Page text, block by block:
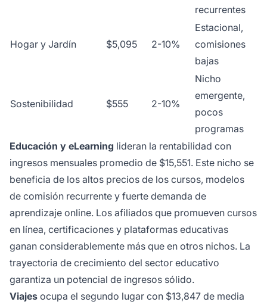
recurrentes
Hogar y Jardín $5,095 2-10%
Estacional,
comisiones
bajas
Sostenibilidad $555 2-10%
Nicho
emergente,
pocos
programas
Educación y eLearning lideran la rentabilidad con
ingresos mensuales promedio de $15,551. Este nicho se
beneficia de los altos precios de los cursos, modelos
de comisión recurrente y fuerte demanda de
aprendizaje online. Los afiliados que promueven cursos
en línea, certificaciones y plataformas educativas
ganan considerablemente más que en otros nichos. La
trayectoria de crecimiento del sector educativo
garantiza un potencial de ingresos sólido.
Viajes ocupa el segundo lugar con $13,847 de media